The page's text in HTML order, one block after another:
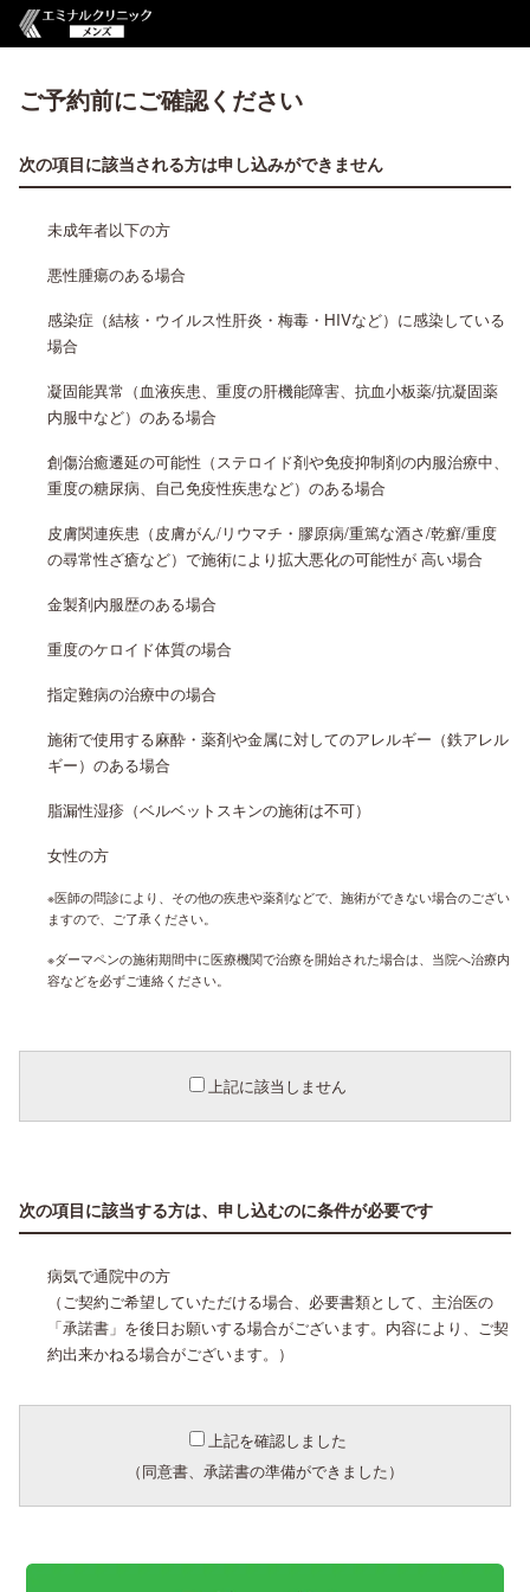
ご予約前にご確認ください
次の項目に該当される方は申し込みができません
未成年者以下の方
悪性腫瘍のある場合
感染症（結核・ウイルス性肝炎・梅毒・HIVなど）に感染している
場合
凝固能異常（血液疾患、重度の肝機能障害、抗血小板薬/抗凝固薬
内服中など）のある場合
創傷治癒遷延の可能性（ステロイド剤や免疫抑制剤の内服治療中、
重度の糖尿病、自己免疫性疾患など）のある場合
皮膚関連疾患（皮膚がん/リウマチ・膠原病/重篤な酒さ/乾癬/重度
の尋常性ざ瘡など）で施術により拡大悪化の可能性が 高い場合
金製剤内服歴のある場合
重度のケロイド体質の場合
指定難病の治療中の場合
施術で使用する麻酔・薬剤や金属に対してのアレルギー（鉄アレル
ギー）のある場合
脂漏性湿疹（ベルベットスキンの施術は不可）
女性の方
※医師の問診により、その他の疾患や薬剤などで、施術ができない場合のござい
ますので、ご了承ください。
※ダーマペンの施術期間中に医療機関で治療を開始された場合は、当院へ治療内
容などを必ずご連絡ください。
上記に該当しません
次の項目に該当する方は、申し込むのに条件が必要です
病気で通院中の方
（ご契約ご希望していただける場合、必要書類として、主治医の
「承諾書」を後日お願いする場合がございます。内容により、ご契
約出来かねる場合がございます。）
上記を確認しました
（同意書、承諾書の準備ができました）